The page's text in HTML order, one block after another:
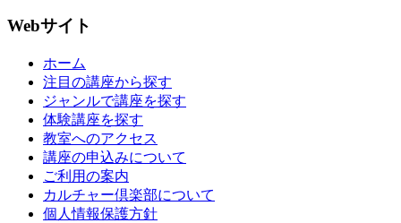
Webサイト
ホーム
注目の講座から探す
ジャンルで講座を探す
体験講座を探す
教室へのアクセス
講座の申込みについて
ご利用の案内
カルチャー倶楽部について
個人情報保護方針